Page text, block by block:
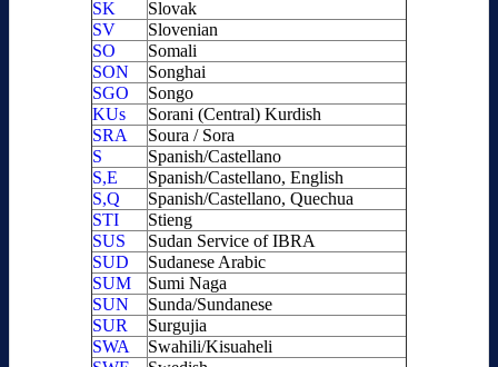
SK
Slovak
SV
Slovenian
SO
Somali
SON
Songhai
SGO
Songo
KUs
Sorani (Central) Kurdish
SRA
Soura / Sora
S
Spanish/Castellano
S,E
Spanish/Castellano, English
S,Q
Spanish/Castellano, Quechua
STI
Stieng
SUS
Sudan Service of IBRA
SUD
Sudanese Arabic
SUM
Sumi Naga
SUN
Sunda/Sundanese
SUR
Surgujia
SWA
Swahili/Kisuaheli